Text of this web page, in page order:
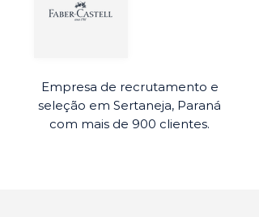
Empresa de recrutamento e
seleção em Sertaneja, Paraná
com mais de 900 clientes.